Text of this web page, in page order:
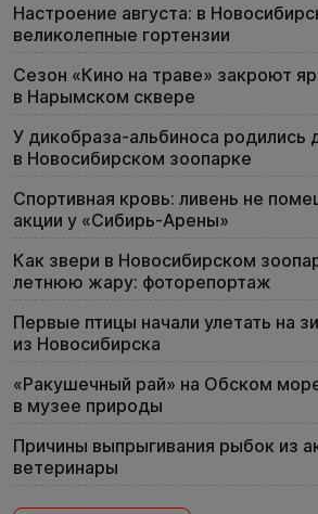
Настроение августа: в
великолепные гортензии
Сезон «Кино на траве» закроют
в Нарымском сквере
У дикобраза-альбиноса родились
в Новосибирском зоопарке
Спортивная кровь: ливень не
акции у «Сибирь-Арены»
Как звери в Новосибирском
летнюю жару: фоторепортаж
Первые птицы начали улетать на
из Новосибирска
«Ракушечный рай» на Обском
в музее природы
Причины выпрыгивания рыбок из
ветеринары